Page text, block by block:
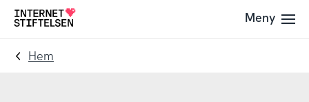
Till
navigering
Till
innehåll
Till
Meny
Hem